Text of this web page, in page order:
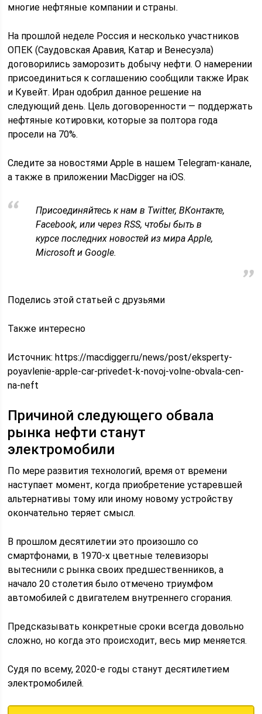
многие нефтяные компании и страны.
На прошлой неделе Россия и несколько участников
ОПЕК (Саудовская Аравия, Катар и Венесуэла)
договорились заморозить добычу нефти. О намерении
присоединиться к соглашению сообщили также Ирак
и Кувейт. Иран одобрил данное решение на
следующий день. Цель договоренности — поддержать
нефтяные котировки, которые за полтора года
просели на 70%.
Следите за новостями Apple в нашем Telegram-канале,
а также в приложении MacDigger на iOS.
Присоединяйтесь к нам в Twitter, ВКонтакте,
Facebook, или через RSS, чтобы быть в
курсе последних новостей из мира Apple,
Microsoft и Google.
Поделись этой статьей с друзьями
Также интересно
Источник: https://macdigger.ru/news/post/eksperty-
poyavlenie-apple-car-privedet-k-novoj-volne-obvala-cen-
na-neft
Причиной следующего обвала
рынка нефти станут
электромобили
По мере развития технологий, время от времени
наступает момент, когда приобретение устаревшей
альтернативы тому или иному новому устройству
окончательно теряет смысл.
В прошлом десятилетии это произошло со
смартфонами, в 1970-х цветные телевизоры
вытеснили с рынка своих предшественников, а
начало 20 столетия было отмечено триумфом
автомобилей с двигателем внутреннего сгорания.
Предсказывать конкретные сроки всегда довольно
сложно, но когда это происходит, весь мир меняется.
Судя по всему, 2020-е годы станут десятилетием
электромобилей.